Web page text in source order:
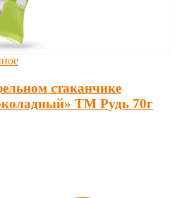
стаканчике
ТМ Рудь 70г